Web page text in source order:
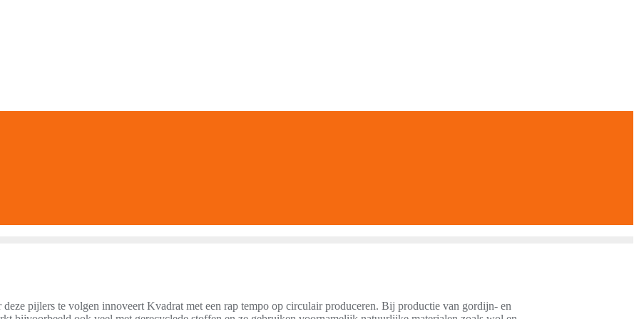
pijlers te volgen innoveert Kvadrat met een rap tempo op circulair produceren. Bij productie van gordijn- en